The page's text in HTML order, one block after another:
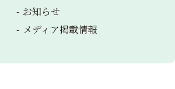
お知らせ
メディア掲載情報